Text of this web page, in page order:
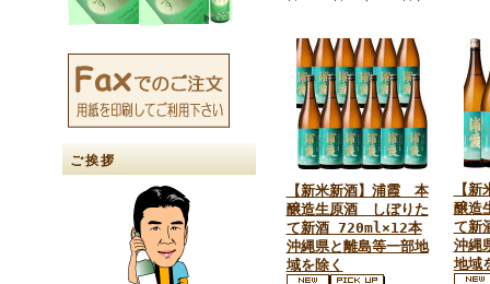
ご挨拶
【新米新酒】浦霞 本
醸造生原酒 しぼりた
て新酒 720ml×12本
沖縄県と離島等一部地
域を除く
【
醸造
て
沖縄
地域